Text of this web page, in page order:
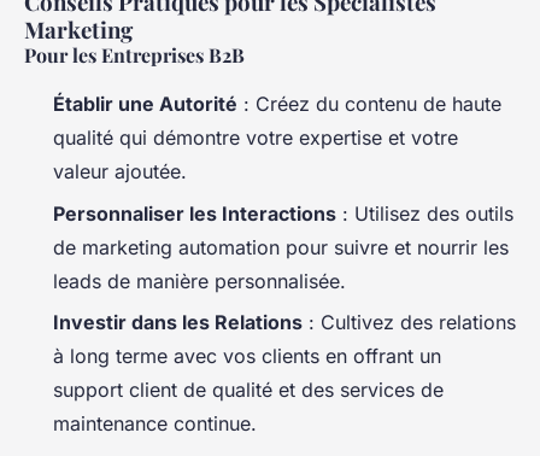
Marketing
Pour les Entreprises B2B
Établir une Autorité : Créez du contenu de haute
qualité qui démontre votre expertise et votre
valeur ajoutée.
Personnaliser les Interactions : Utilisez des outils
de marketing automation pour suivre et nourrir les
leads de manière personnalisée.
Investir dans les Relations : Cultivez des relations
à long terme avec vos clients en offrant un
support client de qualité et des services de
maintenance continue.